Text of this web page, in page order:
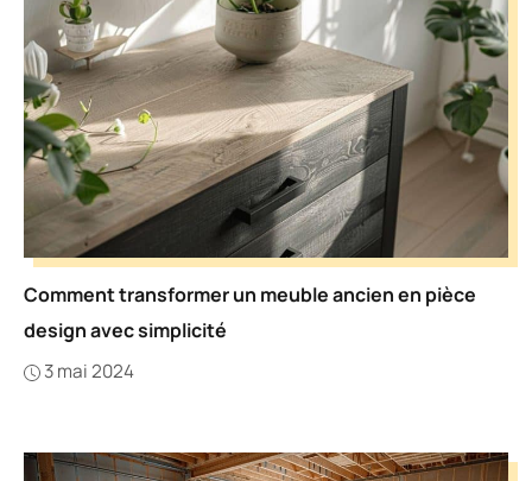
Comment transformer un meuble ancien en pièce
design avec simplicité
3 mai 2024